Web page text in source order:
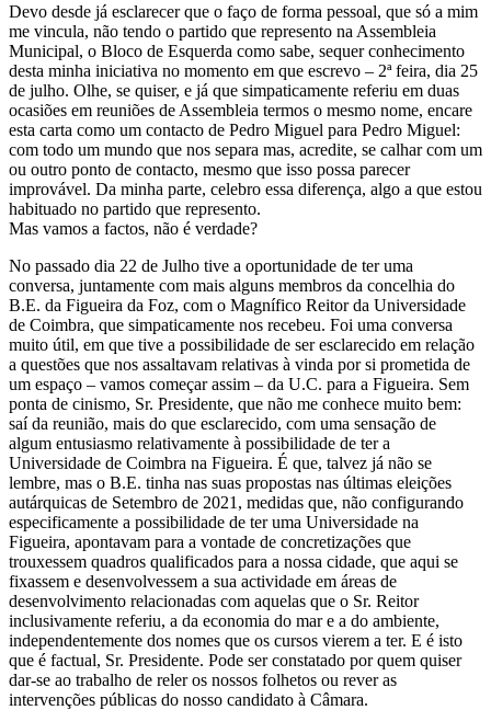
Devo desde já esclarecer que o faço de forma pessoal, que só a mim
me vincula, não tendo o partido que represento na Assembleia
Municipal, o Bloco de Esquerda como sabe, sequer conhecimento
desta minha iniciativa no momento em que escrevo – 2ª feira, dia 25
de julho. Olhe, se quiser, e já que simpaticamente referiu em duas
ocasiões em reuniões de Assembleia termos o mesmo nome, encare
esta carta como um contacto de Pedro Miguel para Pedro Miguel:
com todo um mundo que nos separa mas, acredite, se calhar com um
ou outro ponto de contacto, mesmo que isso possa parecer
improvável. Da minha parte, celebro essa diferença, algo a que estou
habituado no partido que represento.
Mas vamos a factos, não é verdade?
No passado dia 22 de Julho tive a oportunidade de ter uma
conversa, juntamente com mais alguns membros da concelhia do
B.E. da Figueira da Foz, com o Magnífico Reitor da Universidade
de Coimbra, que simpaticamente nos recebeu. Foi uma conversa
muito útil, em que tive a possibilidade de ser esclarecido em relação
a questões que nos assaltavam relativas à vinda por si prometida de
um espaço – vamos começar assim – da U.C. para a Figueira. Sem
ponta de cinismo, Sr. Presidente, que não me conhece muito bem:
saí da reunião, mais do que esclarecido, com uma sensação de
algum entusiasmo relativamente à possibilidade de ter a
Universidade de Coimbra na Figueira. É que, talvez já não se
lembre, mas o B.E. tinha nas suas propostas nas últimas eleições
autárquicas de Setembro de 2021, medidas que, não configurando
especificamente a possibilidade de ter uma Universidade na
Figueira, apontavam para a vontade de concretizações que
trouxessem quadros qualificados para a nossa cidade, que aqui se
fixassem e desenvolvessem a sua actividade em áreas de
desenvolvimento relacionadas com aquelas que o Sr. Reitor
inclusivamente referiu, a da economia do mar e a do ambiente,
independentemente dos nomes que os cursos vierem a ter. E é isto
que é factual, Sr. Presidente. Pode ser constatado por quem quiser
dar-se ao trabalho de reler os nossos folhetos ou rever as
intervenções públicas do nosso candidato à Câmara.